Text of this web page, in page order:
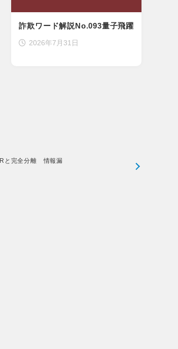
詐欺ワード解説No.093量子飛躍
2026年7月31日
と完全分離 情報漏